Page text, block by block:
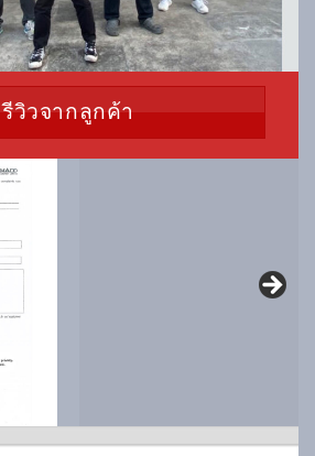
รีวิวจากลูกค้า